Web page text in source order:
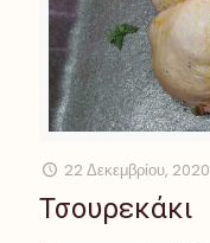
22 Δεκεμβρίου, 2020
Τσουρεκάκι